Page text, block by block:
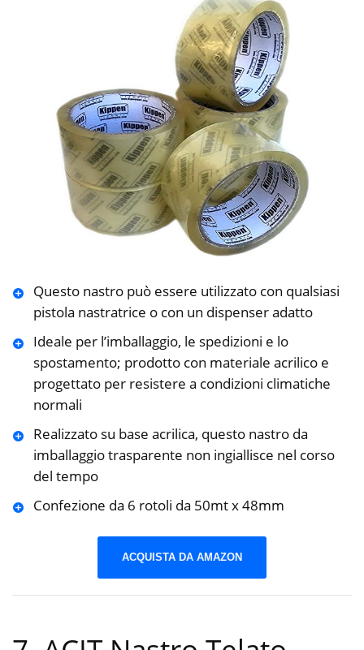
Questo nastro può essere utilizzato con qualsiasi
pistola nastratrice o con un dispenser adatto
Ideale per l’imballaggio, le spedizioni e lo
spostamento; prodotto con materiale acrilico e
progettato per resistere a condizioni climatiche
normali
Realizzato su base acrilica, questo nastro da
imballaggio trasparente non ingiallisce nel corso
del tempo
Confezione da 6 rotoli da 50mt x 48mm
ACQUISTA DA AMAZON